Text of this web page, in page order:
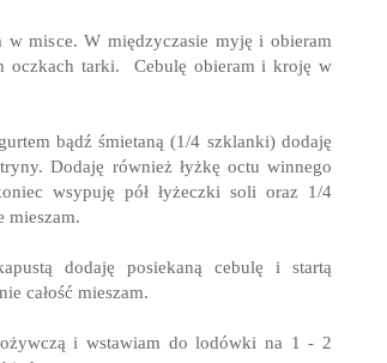
w misce. W międzyczasie myję i obieram
oczkach tarki. Cebulę obieram i kroję w
bądź śmietaną (1/4 szklanki) dodaję
Dodaję również łyżkę octu winnego
wsypuję pół łyżeczki soli oraz 1/4
mieszam.
dodaję posiekaną cebulę i startą
całość mieszam.
i wstawiam do lodówki na 1 - 2